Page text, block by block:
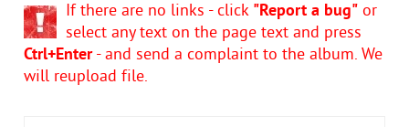
If there are no links - click "Report a bug" or
select any text on the page text and press
Ctrl+Enter- and send a complaint to the album. We
will reupload file.